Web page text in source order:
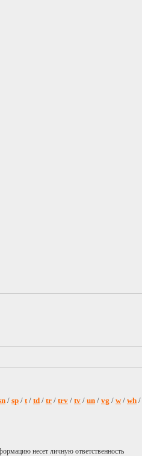
/ sp / t/ td / tr / trv / tv / un / vg / w/ wh /
несет личную ответственность